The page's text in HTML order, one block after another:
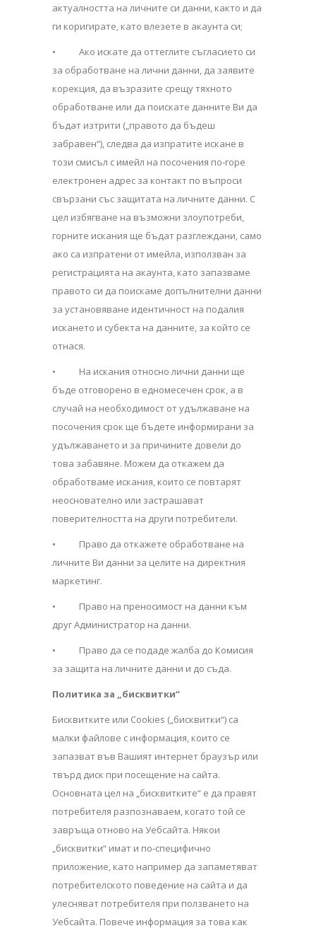
актуалността на личните си данни, както и да
ги коригирате, като влезете в акаунта си;
• Ако искате да оттеглите съгласието си
за обработване на лични данни, да заявите
корекция, да възразите срещу тяхното
обработване или да поискате данните Ви да
бъдат изтрити („правото да бъдеш
забравен“), следва да изпратите искане в
този смисъл с имейл на посочения по-горе
електронен адрес за контакт по въпроси
свързани със защитата на личните данни. С
цел избягване на възможни злоупотреби,
горните искания ще бъдат разглеждани, само
ако са изпратени от имейла, използван за
регистрацията на акаунта, като запазваме
правото си да поискаме допълнителни данни
за установяване идентичност на подалия
искането и субекта на данните, за който се
отнася.
• На искания относно лични данни ще
бъде отговорено в едномесечен срок, а в
случай на необходимост от удължаване на
посочения срок ще бъдете информирани за
удължаването и за причините довели до
това забавяне. Можем да откажем да
обработваме искания, които се повтарят
неоснователно или застрашават
поверителността на други потребители.
• Право да откажете обработване на
личните Ви данни за целите на директния
маркетинг.
• Право на преносимост на данни към
друг Администратор на данни.
• Право да се подаде жалба до Комисия
за защита на личните данни и до съда.
Политика за „бисквитки“
Бисквитките или Cookies („бисквитки“) са
малки файлове с информация, които се
запазват във Вашият интернет браузър или
твърд диск при посещение на сайта.
Основната цел на „бисквитките“ е да правят
потребителя разпознаваем, когато той се
завръща отново на Уебсайта. Някои
„бисквитки“ имат и по-специфично
приложение, като например да запаметяват
потребителското поведение на сайта и да
улесняват потребителя при ползването на
Уебсайта. Повече информация за това как